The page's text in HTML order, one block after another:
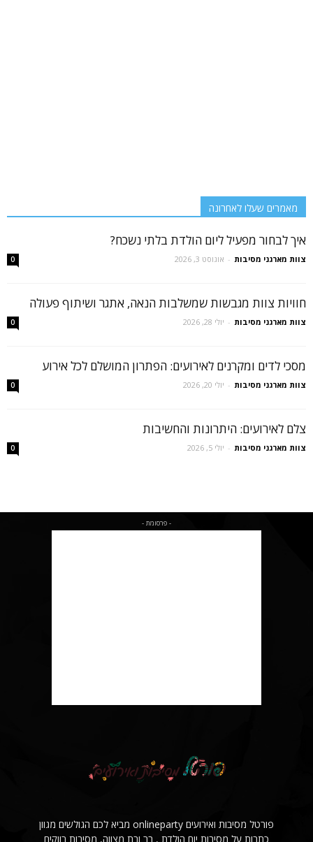
מאמרים שעלו לאחרונה
איך לבחור מפעיל ליום הולדת בלתי נשכח?
צוות מארגני מסיבות - אוגוסט 3, 2026 0
חוויות צוות מגבשות שמשלבות הנאה, אתגר ושיתוף פעולה
צוות מארגני מסיבות - יולי 28, 2026 0
מסכי לדים ומקרנים לאירועים: הפתרון המושלם לכל אירוע
צוות מארגני מסיבות - יולי 20, 2026 0
צלם לאירועים: היתרונות והחשיבות
צוות מארגני מסיבות - יולי 5, 2026 0
- פרסומת -
פורטל מסיבות ואירועים onlineparty מביא לכם הגולשים מגוון
כתבות על מסיבות יום הולדת , בר ובת מצווה, מסיבות רווקים